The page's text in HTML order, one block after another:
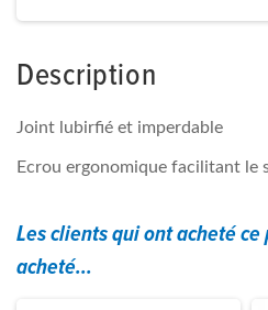
Description
Joint lubirfié et imperdable
Ecrou ergonomique facilitant le
Les clients qui ont acheté
acheté...